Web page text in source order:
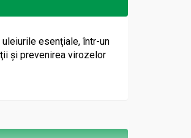
esenţiale, într-un
şi prevenirea virozelor